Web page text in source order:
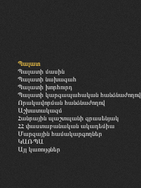
Պալատ
Պալատի մասին
Պալատի նախագահ
Պալատի խորհուրդ
Պալատի կարգապահական հանձնաժողով
Որակավորման հանձնաժողով
Աշխատակազմ
Հանրային պաշտպանի գրասենյակ
ՀՀ փաստաբանական ակադեմիա
Մարզային համակարգողներ
ԿԱՌՊԱ
Այլ կառույցներ